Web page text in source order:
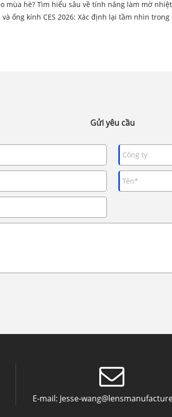
mùa hè? Tìm hiểu sâu về tính năng làm mờ
ống kính CES 2026: Xác định lại tầm nhìn
Gửi yêu cầu
E-mail: Jesse-